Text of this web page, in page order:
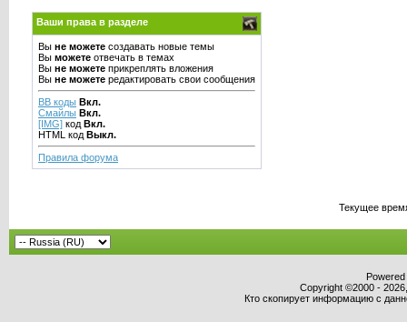
Ваши права в разделе
Вы не можетесоздавать новые темы
Вы можетеотвечать в темах
Вы не можетеприкреплять вложения
Вы не можетередактировать свои сообщения
BB коды Вкл.
Смайлы Вкл.
[IMG]код Вкл.
HTML код Выкл.
Правила форума
Текущее
Copyright ©2000 -
Кто скопирует информацию с